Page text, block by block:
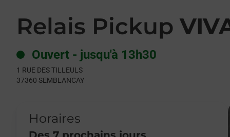
Relais Pickup
Ouvert - jusqu'à 13h30
1 RUE DES TILLEULS
37360 SEMBLANCAY
Horaires